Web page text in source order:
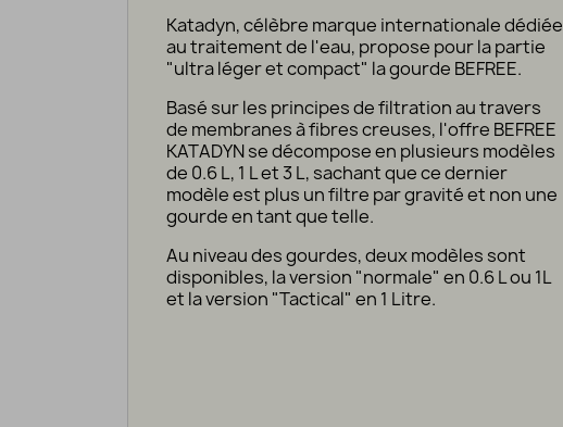
Katadyn, célèbre marque internationale dédiée
au traitement de l'eau, propose pour la partie
"ultra léger et compact" la gourde BEFREE.
Basé sur les principes de filtration au travers
de membranes à fibres creuses, l'offre BEFREE
KATADYN se décompose en plusieurs modèles
de 0.6 L, 1 L et 3 L, sachant que ce dernier
modèle est plus un filtre par gravité et non une
gourde en tant que telle.
Au niveau des gourdes, deux modèles sont
disponibles, la version "normale" en 0.6 L ou 1L
et la version "Tactical" en 1 Litre.